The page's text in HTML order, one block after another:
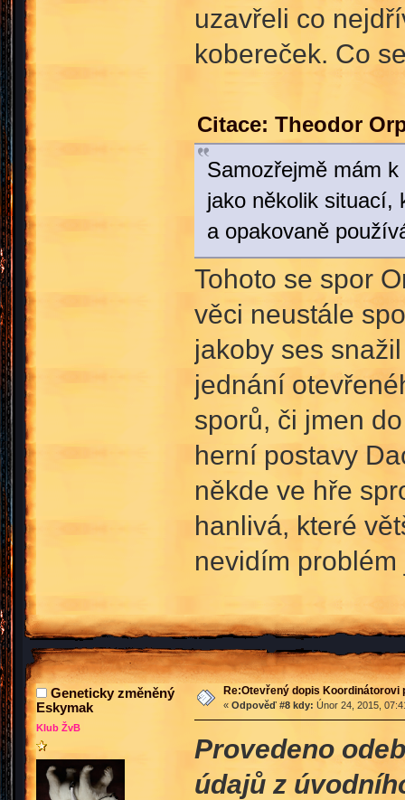
uzavřeli co
kobereček. Co
Citace: Theodor
Samozřejmě mám
jako několik situací,
a opakovaně
Tohoto se spor
věci neustále
jakoby ses
jednání
sporů, či jmen
herní postavy
někde ve hře
hanlivá, které
nevidím
Geneticky změněný
Eskymak
Klub ŽvB
Re:Otevřený dopis Koordinátorovi
« Odpověď #8 kdy: Únor 24, 2015,
Provedeno
údajů z